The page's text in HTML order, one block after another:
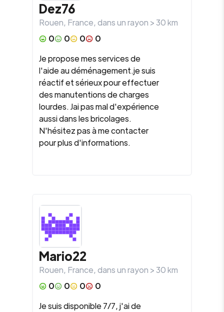
Dez76
Rouen, France, dans un rayon >30km
0
0 0
0
Je propose mes services de
l'aide au déménagement.je suis
réactif et sérieux pour effectuer
des manutentions de charges
lourdes. Jai pas mal d'expérience
aussi dans les bricolages.
N'hésitez pas à me contacter
pour plus d'informations.
Mario22
Rouen, France, dans un rayon >30km
0
0 0
0
Je suis disponible 7/7, j'ai de